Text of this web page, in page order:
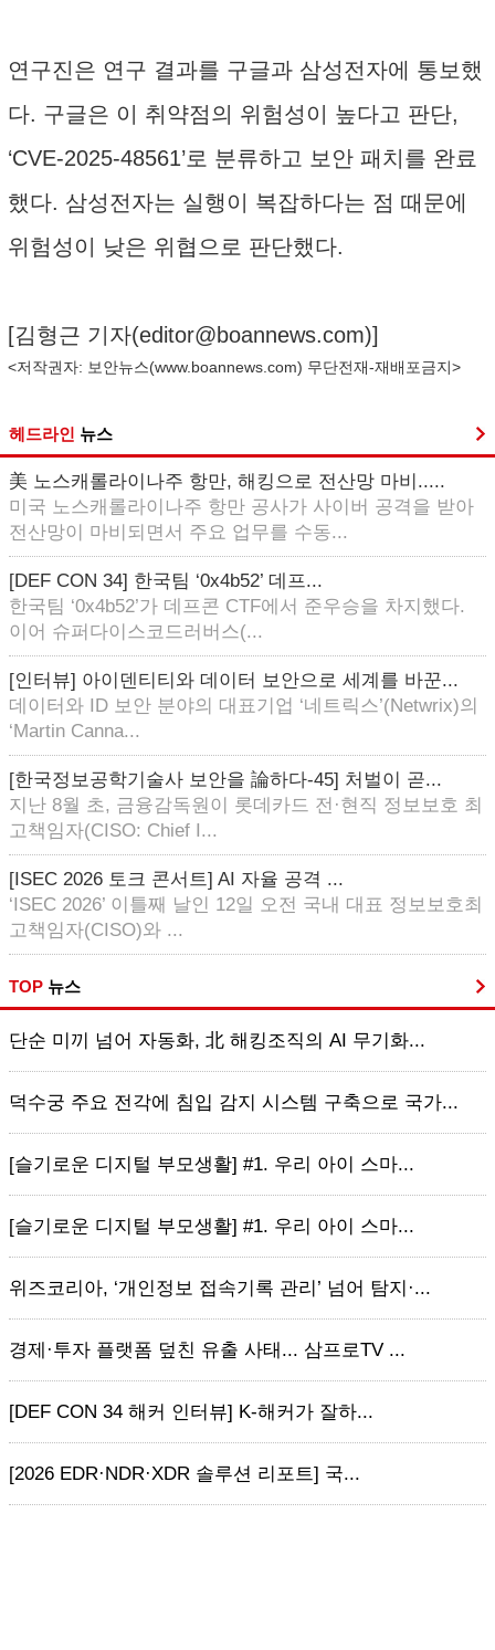
연구진은 연구 결과를 구글과 삼성전자에 통보했
다. 구글은 이 취약점의 위험성이 높다고 판단,
‘CVE-2025-48561’로 분류하고 보안 패치를 완료
했다. 삼성전자는 실행이 복잡하다는 점 때문에
위험성이 낮은 위협으로 판단했다.
[김형근 기자(editor@boannews.com)]
<저작권자: 보안뉴스(www.boannews.com) 무단전재-재배포금지>
헤드라인 뉴스
美 노스캐롤라이나주 항만, 해킹으로 전산망 마비.....
미국 노스캐롤라이나주 항만 공사가 사이버 공격을 받아
전산망이 마비되면서 주요 업무를 수동...
[DEF CON 34] 한국팀 ‘0x4b52’ 데프...
한국팀 ‘0x4b52’가 데프콘 CTF에서 준우승을 차지했다.
이어 슈퍼다이스코드러버스(...
[인터뷰] 아이덴티티와 데이터 보안으로 세계를 바꾼...
데이터와 ID 보안 분야의 대표기업 ‘네트릭스’(Netwrix)의
‘Martin Canna...
[한국정보공학기술사 보안을 論하다-45] 처벌이 곧...
지난 8월 초, 금융감독원이 롯데카드 전·현직 정보보호 최
고책임자(CISO: Chief I...
[ISEC 2026 토크 콘서트] AI 자율 공격 ...
‘ISEC 2026’ 이틀째 날인 12일 오전 국내 대표 정보보호최
고책임자(CISO)와 ...
TOP 뉴스
단순 미끼 넘어 자동화, 北 해킹조직의 AI 무기화...
덕수궁 주요 전각에 침입 감지 시스템 구축으로 국가...
[슬기로운 디지털 부모생활] #1. 우리 아이 스마...
[슬기로운 디지털 부모생활] #1. 우리 아이 스마...
위즈코리아, ‘개인정보 접속기록 관리’ 넘어 탐지·...
경제·투자 플랫폼 덮친 유출 사태... 삼프로TV ...
[DEF CON 34 해커 인터뷰] K-해커가 잘하...
[2026 EDR·NDR·XDR 솔루션 리포트] 국...